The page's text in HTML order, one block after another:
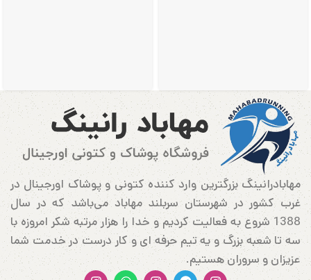
مهابادرانینگ بزرگترین وارد کننده کتونی و پوشاک اورجینال در
غرب کشور در شهرستان سربلند مهاباد می‌باشد که در سال
1388 شروع به فعالیت کردیم و خدا را هزار مرتبه شکر امروزه با
سه تا شعبه بزرگ و یه تیم حرفه ای و کار درست در خدمت شما
عزیزان و سروران هستیم.